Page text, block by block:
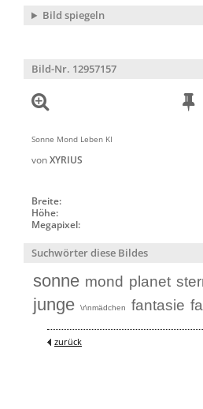
Bild spiegeln
Bild-Nr. 12957157
Sonne Mond Leben KI
vonXYRIUS
Breite:
Höhe:
Megapixel:
Suchwörter diese Bildes
sonne mond planet
junge \r\nmädchen fantasie
zurück